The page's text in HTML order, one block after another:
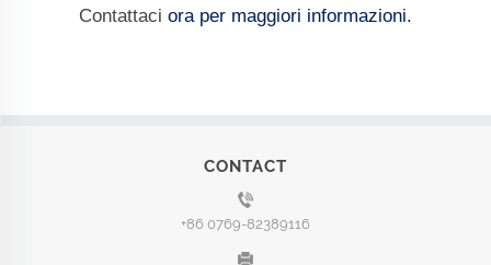
Contattaci ora per maggiori informazioni.
CONTACT
+86 0769-82389116